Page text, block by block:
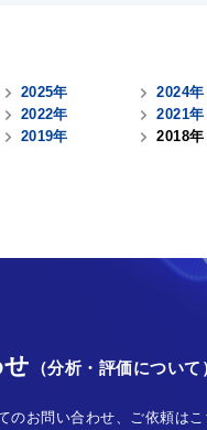
2025年
2024年
2022年
2021年
2019年
2018年
（分析・評価について
のお問い合わせ、ご依頼は